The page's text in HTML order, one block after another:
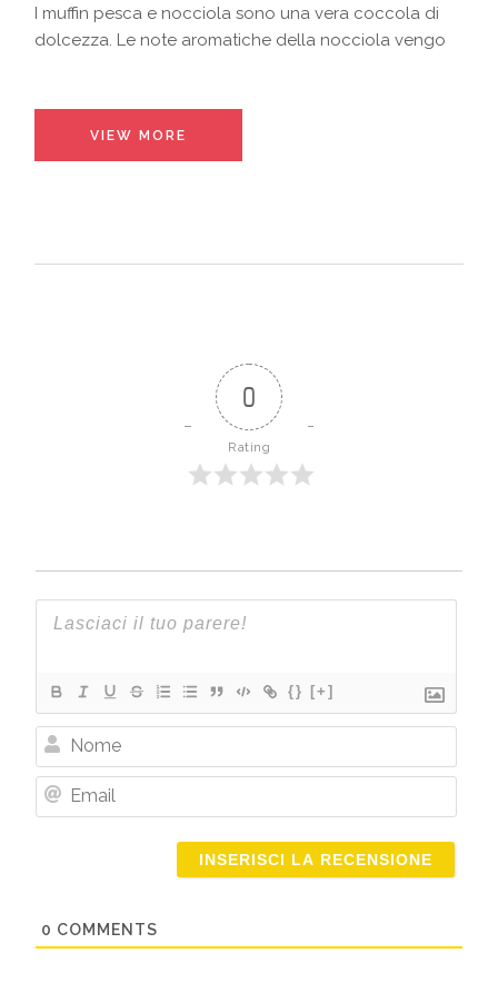
I muffin pesca e nocciola sono una vera coccola di
dolcezza. Le note aromatiche della nocciola vengo
VIEW MORE
0
Rating
{} [+]
Nome
0 COMMENTS